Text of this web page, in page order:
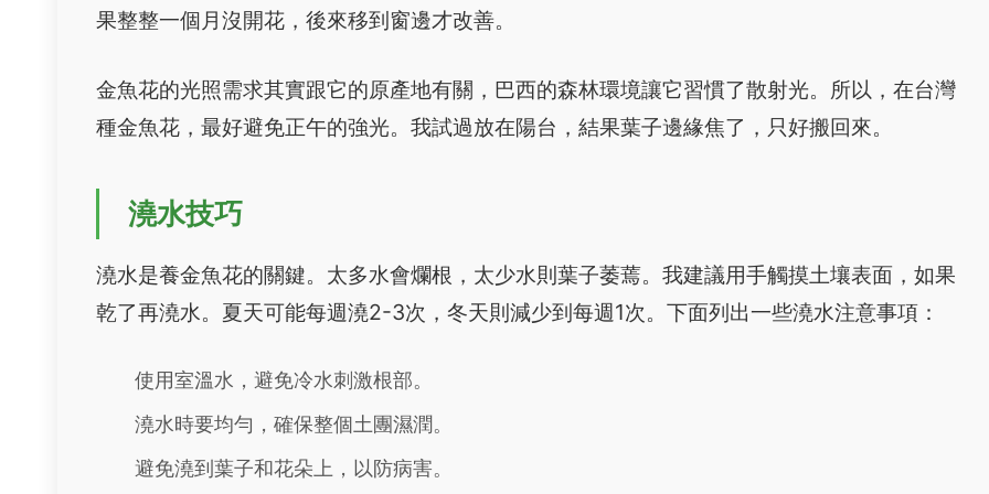
果整整一個月沒開花，後來移到窗邊才改善。
金魚花的光照需求其實跟它的原產地有關，巴西的森林環境讓它習慣了散射光。所以，在台灣
種金魚花，最好避免正午的強光。我試過放在陽台，結果葉子邊緣焦了，只好搬回來。
澆水技巧
澆水是養金魚花的關鍵。太多水會爛根，太少水則葉子萎蔫。我建議用手觸摸土壤表面，如果
乾了再澆水。夏天可能每週澆2-3次，冬天則減少到每週1次。下面列出一些澆水注意事項：
使用室溫水，避免冷水刺激根部。
澆水時要均勻，確保整個土團濕潤。
避免澆到葉子和花朵上，以防病害。